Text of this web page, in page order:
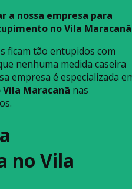
a nossa empresa para
no Vila Maracanã
ficam tão entupidos com
nenhuma medida caseira
empresa é especializada
Vila Maracanã nas
no Vila